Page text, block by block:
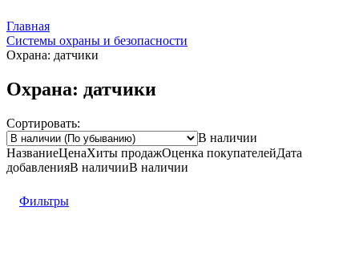
Главная
Системы охраны и безопасности
Охрана: датчики
Охрана: датчики
Сортировать:
В наличии
НазваниеЦенаХиты продажОценка покупателейДата
добавленияВ наличииВ наличии
Фильтры